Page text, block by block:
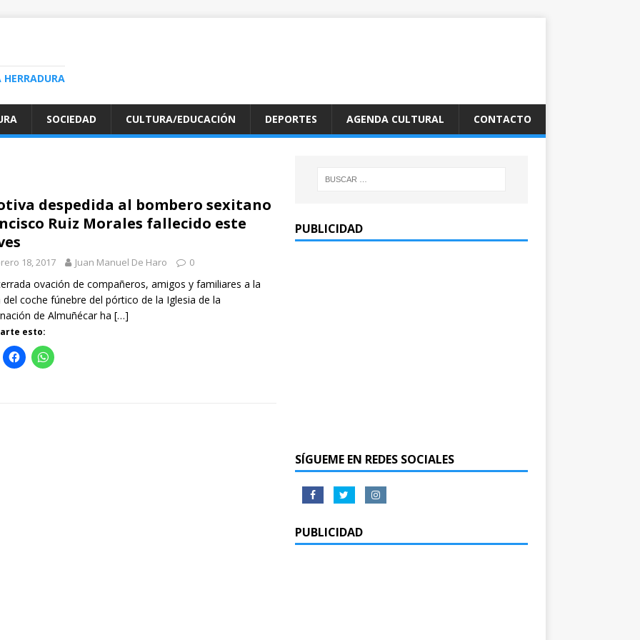
SOCIEDAD CULTURA/EDUCACIÓN DEPORTES AGENDA CULTURAL CONTACTO
despedida al bombero sexitano
Ruiz Morales fallecido este
18, 2017 Juan Manuel De Haro 0
ovación de compañeros, amigos y familiares a la
del coche fúnebre del pórtico de la Iglesia de la
de Almuñécar ha […]
esto:
PUBLICIDAD
SÍGUEME EN REDES SOCIALES
PUBLICIDAD